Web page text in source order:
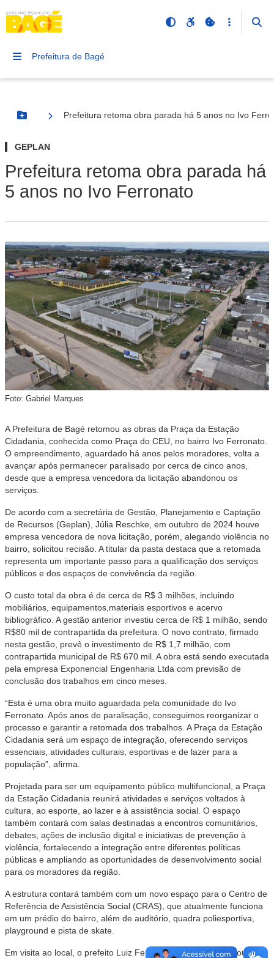
Prefeitura de Bagé
Botão Menu
Prefeitura retoma obra parada há 5 anos no Ivo
GEPLAN
Prefeitura retoma obra parada há
5 anos no Ivo Ferronato
Foto: Gabriel Marques
A Prefeitura de Bagé retomou as obras da Praça da Estação
Cidadania, conhecida como Praça do CEU, no bairro Ivo Ferronato.
O empreendimento, aguardado há anos pelos moradores, volta a
avançar após permanecer paralisado por cerca de cinco anos,
desde que a empresa vencedora da licitação abandonou os
serviços.
De acordo com a secretária de Gestão, Planejamento e Captação
de Recursos (Geplan), Júlia Reschke, em outubro de 2024 houve
empresa vencedora de nova licitação, porém, alegando violência no
bairro, solicitou recisão. A titular da pasta destaca que a retomada
representa um importante passo para a qualificação dos serviços
públicos e dos espaços de convivência da região.
O custo total da obra é de cerca de R$ 3 milhões, incluindo
mobiliários, equipamentos,materiais esportivos e acervo
bibliográfico. A gestão anterior investiu cerca de R$ 1 milhão, sendo
R$80 mil de contrapartida da prefeitura. O novo contrato, firmado
nesta gestão, prevê o investimento de R$ 1,7 milhão, com
contrapartida municipal de R$ 670 mil. A obra está sendo executada
pela empresa Exponencial Engenharia Ltda com previsão de
conclusão dos trabalhos em cinco meses.
“Esta é uma obra muito aguardada pela comunidade do Ivo
Ferronato. Após anos de paralisação, conseguimos reorganizar o
processo e garantir a retomada dos trabalhos. A Praça da Estação
Cidadania será um espaço de integração, oferecendo serviços
essenciais, atividades culturais, esportivas e de lazer para a
população”, afirma.
Projetada para ser um equipamento público multifuncional, a Praça
da Estação Cidadania reunirá atividades e serviços voltados à
cultura, ao esporte, ao lazer e à assistência social. O espaço
também contará com salas destinadas a encontros comunitários,
debates, ações de inclusão digital e iniciativas de prevenção à
violência, fortalecendo a integração entre diferentes políticas
públicas e ampliando as oportunidades de desenvolvimento social
para os moradores da região.
A estrutura contará também com um novo espaço para o Centro de
Referência de Assistência Social (CRAS), que atualmente funciona
em um prédio do bairro, além de auditório, quadra poliesportiva,
playground e pista de skate.
Em visita ao local, o prefeito Luiz Fernando Mainardi destacou o